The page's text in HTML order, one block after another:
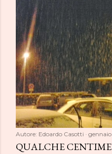
Autore: Edoardo Casotti gennaio
QUALCHE